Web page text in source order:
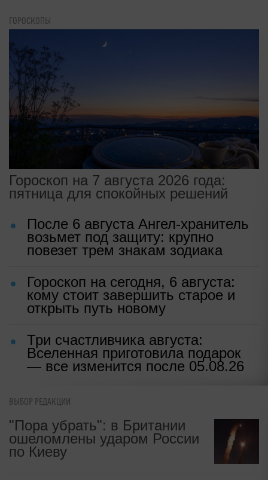
ГОРОСКОПЫ
Гороскоп на 7 августа 2026 года:
пятница для спокойных решений
После 6 августа Ангел-хранитель
возьмет под защиту: крупно
повезет трем знакам зодиака
Гороскоп на сегодня, 6 августа:
кому стоит завершить старое и
открыть путь новому
Три счастливчика августа:
Вселенная приготовила подарок
— все изменится после 05.08.26
ВЫБОР РЕДАКЦИИ
"Пора убрать": в Британии
ошеломлены ударом России
по Киеву